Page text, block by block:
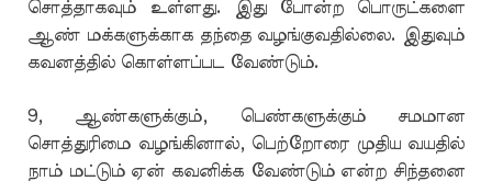
சொத்தாகவும் உள்ளது. இது போன்ற பொருட்களை
ஆண் மக்களுக்காக தந்தை வழங்குவதில்லை. இதுவும்
கவனத்தில் கொள்ளப்பட வேண்டும்.
9, ஆண்களுக்கும், பெண்களுக்கும் சமமான
சொத்துரிமை வழங்கினால், பெற்றோரை முதிய வயதில்
நாம் மட்டும் ஏன் கவனிக்க வேண்டும் என்ற சிந்தனை